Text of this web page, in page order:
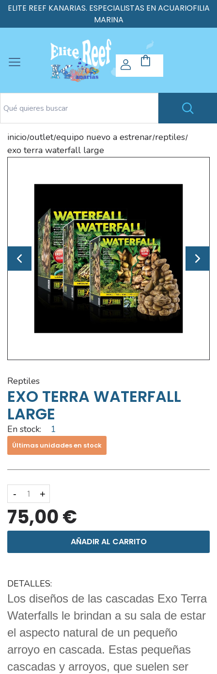
ELITE REEF KANARIAS. ESPECIALISTAS EN ACUARIOFILIA
MARINA
inicio/outlet/equipo nuevo a estrenar/reptiles/
exo terra waterfall large
reptiles
EXO TERRA WATERFALL
LARGE
En stock: 1
Últimas unidades en stock
- +
75,00 €
AÑADIR AL CARRITO
DETALLES:
Los diseños de las cascadas Exo Terra
Waterfalls le brindan a su sala de estar
el aspecto natural de un pequeño
arroyo en cascada. Estas pequeñas
cascadas y arroyos, que suelen ser